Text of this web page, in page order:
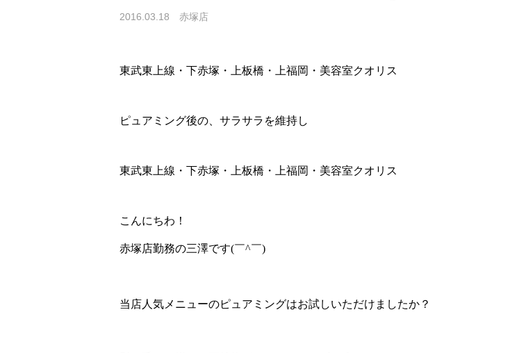
2016.03.18 赤塚店
東武東上線・下赤塚・上板橋・上福岡・美容室クオリス
ピュアミング後の、サラサラを維持し
東武東上線・下赤塚・上板橋・上福岡・美容室クオリス
こんにちわ！
赤塚店勤務の三澤です(￣^￣)
当店人気メニューのピュアミングはお試しいただけましたか？